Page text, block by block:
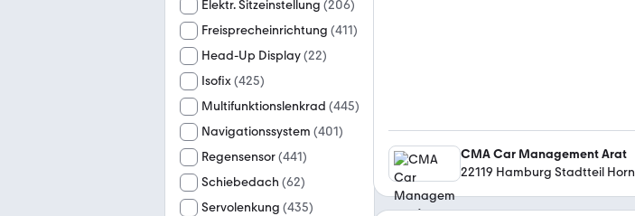
Elektr. Sitzeinstellung (206)
Freisprecheinrichtung (411)
Head-Up Display(22)
Isofix(425)
Multifunktionslenkrad (445)
Navigationssystem (401)
Regensensor(441)
Schiebedach (62)
Servolenkung (435)
CMA Car Management Arat
22119 Hamburg Stadtteil Horn